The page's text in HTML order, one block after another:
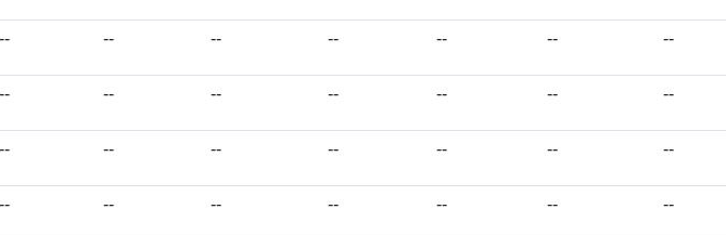
-- -- -- -- -- -- --
-- -- -- -- -- -- --
-- -- -- -- -- -- --
-- -- -- -- -- -- --